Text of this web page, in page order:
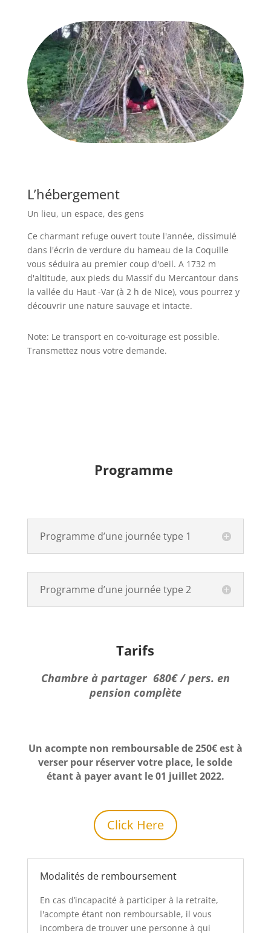
L’hébergement
Un lieu, un espace, des gens
Ce charmant refuge ouvert toute l'année, dissimulé
dans l'écrin de verdure du hameau de la Coquille
vous séduira au premier coup d'oeil. A 1732 m
d'altitude, aux pieds du Massif du Mercantour dans
la vallée du Haut -Var (à 2 h de Nice), vous pourrez y
découvrir une nature sauvage et intacte.
Note: Le transport en co-voiturage est possible.
Transmettez nous votre demande.
Programme
Programme d’une journée type 1
Programme d’une journée type 2
Tarifs
Chambre à partager 680€ / pers. en
pension complète
Un acompte non remboursable de 250€ est à
verser pour réserver votre place, le solde
étant à payer avant le 01 juillet 2022.
Click Here
Modalités de remboursement
En cas d’incapacité à participer à la retraite,
l'acompte étant non remboursable, il vous
incombera de trouver une personne à qui